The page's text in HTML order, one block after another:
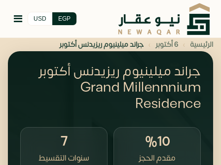
EGP
USD
الرئيسية › 6 أكتوبر › جراند ميلينيوم ريزيدنس أكتوبر
جراند ميلينيوم ريزيدنس أكتوبر
Grand Millennnium
Residence
%10
مقدم الحجز
7
سنوات التقسيط